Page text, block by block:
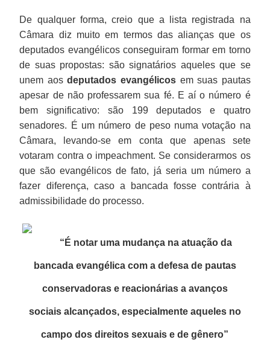
De qualquer forma, creio que a lista registrada na
Câmara diz muito em termos das alianças que os
deputados evangélicos conseguiram formar em torno
de suas propostas: são signatários aqueles que se
unem aosdeputados evangélicos em suas pautas
apesar de não professarem sua fé. E aí o número é
bem significativo: são 199 deputados e quatro
senadores. É um número de peso numa votação na
Câmara, levando-se em conta que apenas sete
votaram contra o impeachment. Se considerarmos os
que são evangélicos de fato, já seria um número a
fazer diferença, caso a bancada fosse contrária à
admissibilidade do processo.
“É notar uma mudança na atuação da
bancada evangélica com a defesa de pautas
conservadoras e reacionárias a avanços
sociais alcançados, especialmente aqueles no
campo dos direitos sexuais e de gênero”